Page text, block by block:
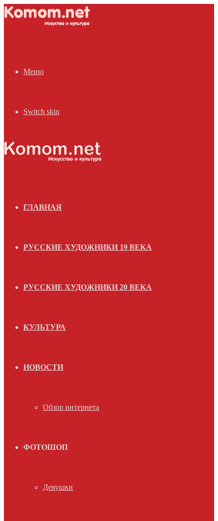
Меню
Switch skin
ГЛАВНАЯ
РУССКИЕ ХУДОЖНИКИ 19 ВЕКА
РУССКИЕ ХУДОЖНИКИ 20 ВЕКА
КУЛЬТУРА
НОВОСТИ
Обзор интернета
ФОТОШОП
Девушки